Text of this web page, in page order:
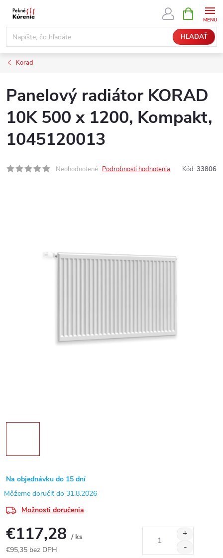
Prejsť
obsah
HĽADAŤ
KOŠÍK
Korad
Panelový radiátor KORAD
10K 500 x 1200, Kompakt,
1045120013
Neohodnotené Podrobnosti hodnotenia Kód: 33806
Na objednávku do 15 dní
31.8.2026
Možnosti doručenia
€117,28 / ks
€95,35 bez DPH